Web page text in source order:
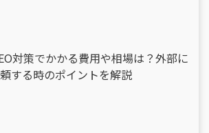
対策でかかる費用や相場は？外部に
する時のポイントを解説